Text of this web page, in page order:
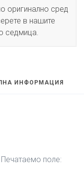
оригинално сред
в нашите
седмица.
ИНФОРМАЦИЯ
поле: